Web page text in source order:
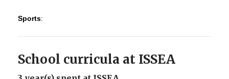
Sports:
School curricula at ISSEA